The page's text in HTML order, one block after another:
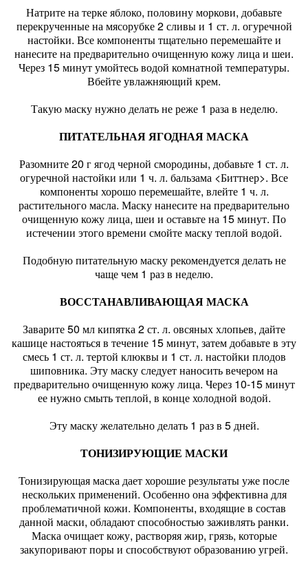
Натрите на терке яблоко, половину моркови, добавьте
перекрученные на мясорубке 2 сливы и 1 ст. л. огуречной
настойки. Все компоненты тщательно перемешайте и
нанесите на предварительно очищенную кожу лица и шеи.
Через 15 минут умойтесь водой комнатной температуры.
Вбейте увлажняющий крем.
Такую маску нужно делать не реже 1 раза в неделю.
ПИТАТЕЛЬНАЯ ЯГОДНАЯ МАСКА
Разомните 20 г ягод черной смородины, добавьте 1 ст. л.
огуречной настойки или 1 ч. л. бальзама <Биттнер>. Все
компоненты хорошо перемешайте, влейте 1 ч. л.
растительного масла. Маску нанесите на предварительно
очищенную кожу лица, шеи и оставьте на 15 минут. По
истечении этого времени смойте маску теплой водой.
Подобную питательную маску рекомендуется делать не
чаще чем 1 раз в неделю.
ВОССТАНАВЛИВАЮЩАЯ МАСКА
Заварите 50 мл кипятка 2 ст. л. овсяных хлопьев, дайте
кашице настояться в течение 15 минут, затем добавьте в эту
смесь 1 ст. л. тертой клюквы и 1 ст. л. настойки плодов
шиповника. Эту маску следует наносить вечером на
предварительно очищенную кожу лица. Через 10-15 минут
ее нужно смыть теплой, в конце холодной водой.
Эту маску желательно делать 1 раз в 5 дней.
ТОНИЗИРУЮЩИЕ МАСКИ
Тонизирующая маска дает хорошие результаты уже после
нескольких применений. Особенно она эффективна для
проблематичной кожи. Компоненты, входящие в состав
данной маски, обладают способностью заживлять ранки.
Маска очищает кожу, растворяя жир, грязь, которые
закупоривают поры и способствуют образованию угрей.